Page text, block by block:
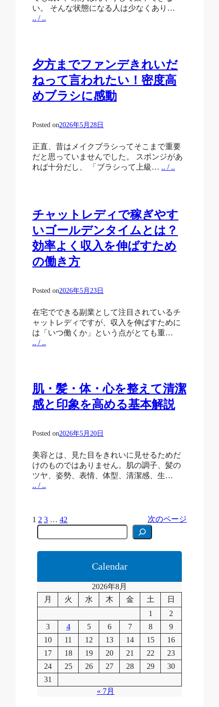
い。 そんな状態になる人は少なくあり…
.. / ..
夕方までファンデきれいだ
ねって言われたい！密度高
めブラシに感動
Posted on2026年5月28日
正直、昔はメイクブラシってそこまで重要
だと思っていませんでした。 スポンジがあ
れば十分だし、 「ブラシって上級… .. / ..
チャットレディで稼ぎやす
いゴールデンタイムとは？
効率よく収入を伸ばすため
の働き方
Posted on2026年5月23日
在宅でできる副業として注目されているチ
ャットレディですが、収入を伸ばすために
は「いつ働くか」という点がとても重…
.. / ..
肌・髪・体・心を整えて清潔
感と印象を高める基本解説
Posted on2026年5月20日
美容とは、見た目をきれいに見せるためだ
けのものではありません。肌の調子、髪の
ツヤ、姿勢、表情、体型、清潔感、生…
.. / ..
1 2 3 … 42
次のページ
C
e
c
Calendar
2026年8月
月
火 水 木 金 土
日
1
2
3
4 5 6 7 8
9
10
11 12 13 14 15
16
17
18 19 20 21 22
23
24
25 26 27 28 29
30
31
« 7月